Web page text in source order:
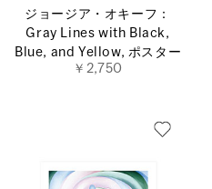
ジョージア・オキーフ：
Gray Lines with Black,
Blue, and Yellow, ポスター
￥2,750